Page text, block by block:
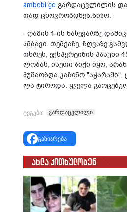
ambebi.ge გარ­დაც­ვლი­ლის
თად ცხოვ­რობ­დნენ.ნინო:
- ღა­მის 4-ის ნა­ხე­ვარ­ზე
ამ­ბა­ვი. თემ­ქა­ზე, ზღვა­ზე
თხრეს, ექ­სპერ­ტი­ზის
ლო­ბას, ისე­თი ბიჭი იყო,
მუ­შა­ობ­და კა­ზი­ნო
ლა ტი­რო­და. ყვე­ლა
ტეგები: გარდაცვლილი
გაზიარება
ახლა კითხულობენ